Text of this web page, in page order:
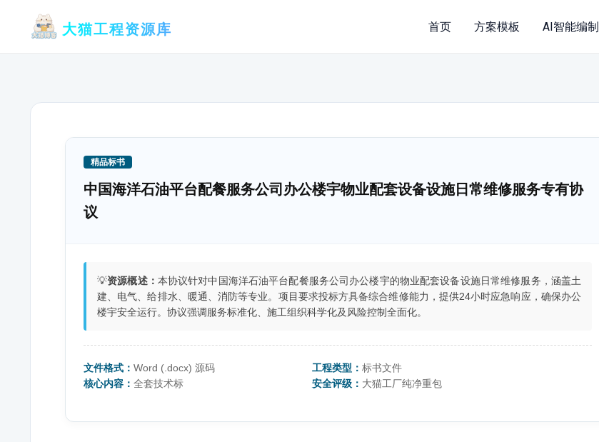
大猫工程资源库 首页 方案模板 AI智能编制
精品标书
中国海洋石油平台配餐服务公司办公楼宇物业配套设备设施日常维修服务专有协
议
💡资源概述： 本协议针对中国海洋石油平台配餐服务公司办公楼宇的物业配套设备设施日常维修服务，涵盖土
建、电气、给排水、暖通、消防等专业。项目要求投标方具备综合维修能力，提供24小时应急响应，确保办公
楼宇安全运行。协议强调服务标准化、施工组织科学化及风险控制全面化。
文件格式： Word (.docx) 源码 工程类型：标书文件
核心内容： 全套技术标 安全评级： 大猫工厂纯净重包